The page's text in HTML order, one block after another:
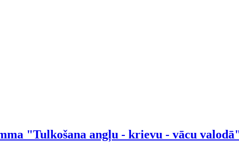
"Tulkošana angļu - krievu - vācu